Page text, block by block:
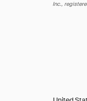
Inc.,